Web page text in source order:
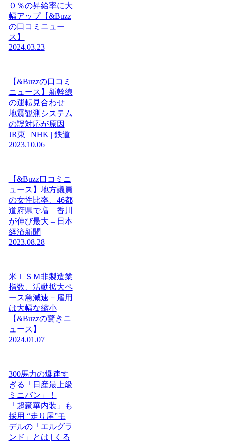
０％の昇給率に大
幅アップ【&Buzz
の口コミニュー
ス】
2024.03.23
【&Buzzの口コミ
ニュース】新幹線
の運転見合わせ
地震観測システム
の誤対応が原因
JR東 | NHK | 鉄道
2023.10.06
【&Buzz口コミニ
ュース】地方議員
の女性比率、46都
道府県で増 香川
が伸び最大 – 日本
経済新聞
2023.08.28
米ＩＳＭ非製造業
指数、活動拡大ペ
ース急減速－雇用
は大幅な縮小
【&Buzzの驚きニ
ュース】
2024.01.07
300馬力の爆速す
ぎる「日産最上級
ミニバン」！
「超豪華内装」も
採用 “走り屋”モ
デルの「エルグラ
ンド」とは | くる